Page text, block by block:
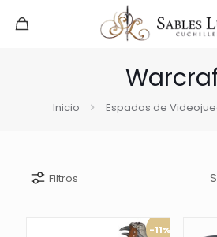
Inicio Espadas de
Filtros
-11%